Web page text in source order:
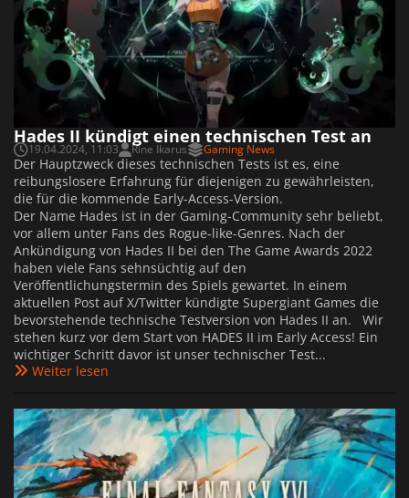
Hades II kündigt einen technischen Test an
19.04.2024, 11:03 Rine Ikarus Gaming News
Der Hauptzweck dieses technischen Tests ist es, eine
reibungslosere Erfahrung für diejenigen zu gewährleisten,
die für die kommende Early-Access-Version.
Der Name Hades ist in der Gaming-Community sehr beliebt,
vor allem unter Fans des Rogue-like-Genres. Nach der
Ankündigung von Hades II bei den The Game Awards 2022
haben viele Fans sehnsüchtig auf den
Veröffentlichungstermin des Spiels gewartet. In einem
aktuellen Post auf X/Twitter kündigte Supergiant Games die
bevorstehende technische Testversion von Hades II an. Wir
stehen kurz vor dem Start von HADES II im Early Access! Ein
wichtiger Schritt davor ist unser technischer Test...
Weiter lesen